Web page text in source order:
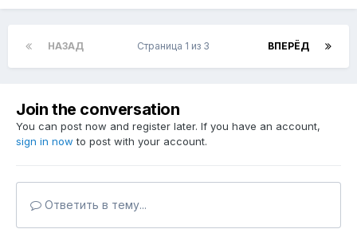
НАЗАД ВПЕРЁД
Страница 1 из 3
Join the conversation
You can post now and register later. If you have an account,
sign in now to post with your account.
Ответить в тему...